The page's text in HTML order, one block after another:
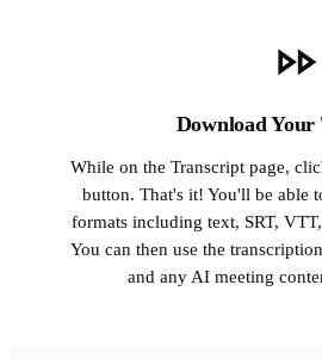
Download
While on the Transcript page,
button. That's it! You'll be able
formats including text, SRT,
You can then use the
and any AI meeting